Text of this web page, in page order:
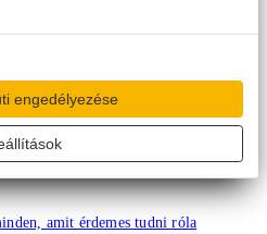
engedélyezése
akár a suttogásnál is halkabb?
az ideális választás otthonába?
amit érdemes tudni róla